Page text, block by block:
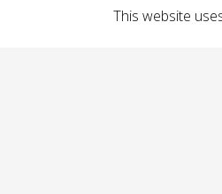
This website